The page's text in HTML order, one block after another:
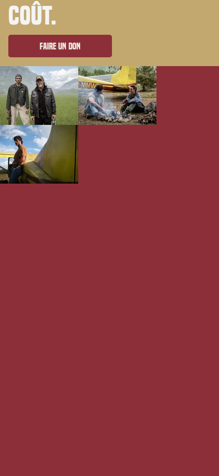
coût.
Faire un don